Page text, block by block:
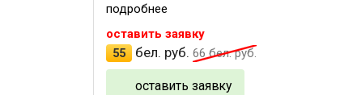
подробнее
оставить заявку
55 бел. руб. 66 бел. руб.
оставить заявку